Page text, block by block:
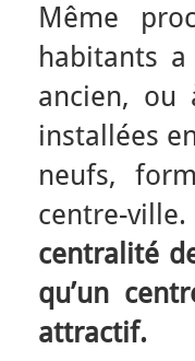
Même
habitants
ancien, ou
installées
neufs,
centre-ville.
centralité
qu’un
attractif.